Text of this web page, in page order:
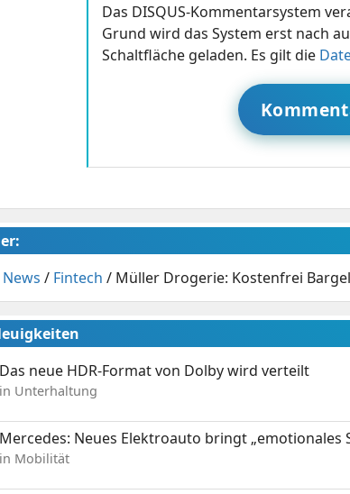
Das DISQUS-Kommentarsystem
Grund wird das System erst nach
Schaltfläche geladen. Es gilt die
News / Fintech / Müller Drogerie: Kostenfrei
Das neue HDR-Format von Dolby wird verteilt
in Unterhaltung
Mercedes: Neues Elektroauto bringt „emotionales
in Mobilität